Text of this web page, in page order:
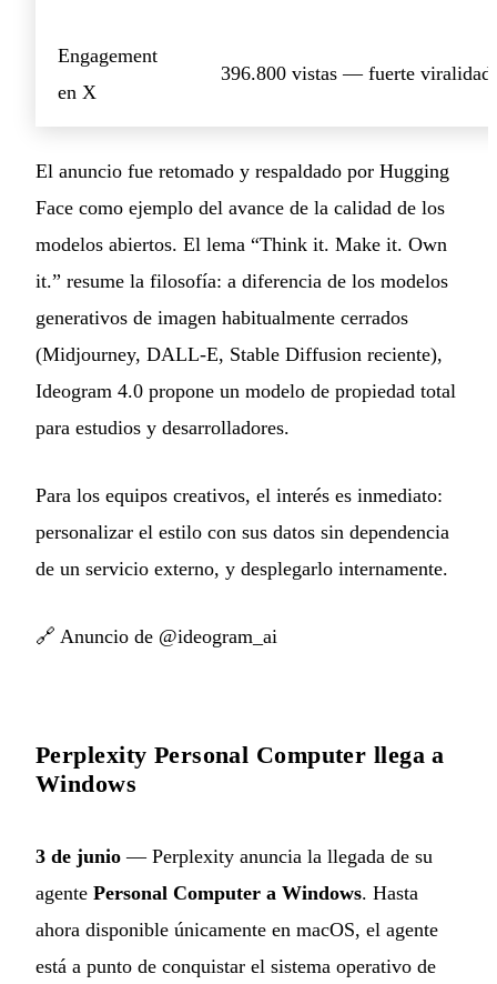
Engagement
en X
396.800 vistas — fuerte viralidad
El anuncio fue retomado y respaldado por Hugging
Face como ejemplo del avance de la calidad de los
modelos abiertos. El lema “Think it. Make it. Own
it.” resume la filosofía: a diferencia de los modelos
generativos de imagen habitualmente cerrados
(Midjourney, DALL-E, Stable Diffusion reciente),
Ideogram 4.0 propone un modelo de propiedad total
para estudios y desarrolladores.
Para los equipos creativos, el interés es inmediato:
personalizar el estilo con sus datos sin dependencia
de un servicio externo, y desplegarlo internamente.
🔗 Anuncio de @ideogram_ai
Perplexity Personal Computer llega a
Windows
3 de junio — Perplexity anuncia la llegada de su
agente Personal Computer a Windows. Hasta
ahora disponible únicamente en macOS, el agente
está a punto de conquistar el sistema operativo de